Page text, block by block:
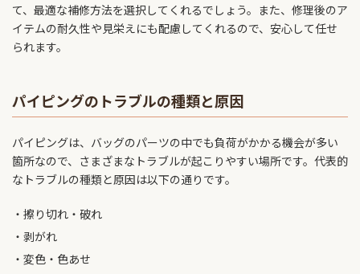
周囲の生地を傷つけないように注意する
ビジネスリュックの修理はバッグラボにお任せください
バッグラボのパイピングの修理事例
ルイ・ヴィトンのパイピング補修の事例
まとめ
て、最適な補修方法を選択してくれるでしょう。また、修理後のア
イテムの耐久性や見栄えにも配慮してくれるので、安心して任せ
られます。
パイピングのトラブルの種類と原因
パイピングは、バッグのパーツの中でも負荷がかかる機会が多い
箇所なので、さまざまなトラブルが起こりやすい場所です。代表的
なトラブルの種類と原因は以下の通りです。
擦り切れ・破れ
剥がれ
変色・色あせ